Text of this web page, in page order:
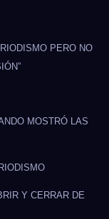
PERO NO
MOSTRÓ LAS
Y CERRAR DE